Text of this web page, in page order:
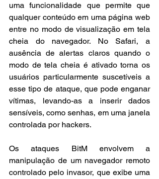
uma funcionalidade que permite que
qualquer conteúdo em uma página web
entre no modo de visualização em tela
cheia do navegador. No Safari, a
ausência de alertas claros quando o
modo de tela cheia é ativado torna os
usuários particularmente suscetíveis a
esse tipo de ataque, que pode enganar
vítimas, levando-as a inserir dados
sensíveis, como senhas, em uma janela
controlada por hackers.
Os ataques BitM envolvem a
manipulação de um navegador remoto
controlado pelo invasor, que exibe uma